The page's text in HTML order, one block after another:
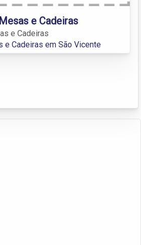
e Cadeiras
e Cadeiras
e Cadeiras em São Vicente